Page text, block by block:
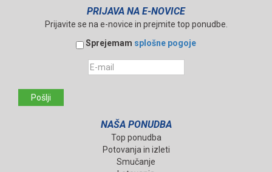
PRIJAVA NA E-NOVICE
Prijavite se na e-novice in prejmite top ponudbe.
Sprejemam splošne pogoje
Pošlji
NAŠA PONUDBA
Top ponudba
Potovanja in izleti
Smučanje